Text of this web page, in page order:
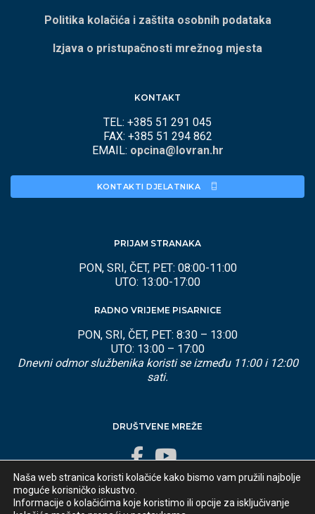
Politika kolačića i zaštita osobnih podataka
Izjava o pristupačnosti mrežnog mjesta
KONTAKT
TEL: +385 51 291 045
FAX: +385 51 294 862
EMAIL: opcina@lovran.hr
KONTAKTI DJELATNIKA
PRIJAM STRANAKA
PON, SRI, ČET, PET: 08:00-11:00
UTO: 13:00-17:00
RADNO VRIJEME PISARNICE
PON, SRI, ČET, PET: 8:30 – 13:00
UTO: 13:00 – 17:00
Dnevni odmor službenika koristi se između 11:00 i 12:00
sati.
DRUŠTVENE MREŽE
Naša web stranica koristi kolačiće kako bismo vam pružili najbolje
moguće korisničko iskustvo.
Informacije o kolačićima koje koristimo ili opcije za isključivanje